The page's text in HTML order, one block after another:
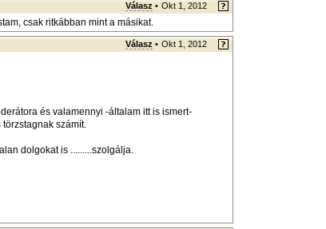
Válasz • Okt 1, 2012
csak ritkábban mint a másikat.
Válasz • Okt 1, 2012
és valamennyi -általam itt is ismert-
számít.
dolgokat is .........szolgálja.